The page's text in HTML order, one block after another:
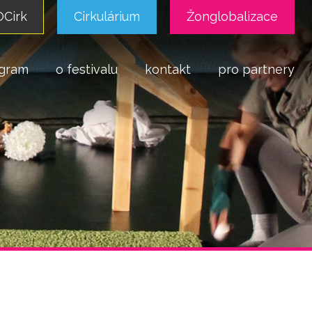
Cirkulárium Žonglobalizace
o festivalu kontakt pro partnery